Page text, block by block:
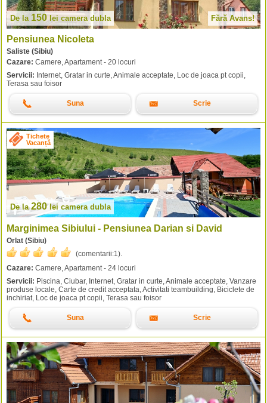
De la 150 lei camera dubla Fără Avans!
Pensiunea Nicoleta
Saliste (Sibiu)
Cazare: Camere, Apartament - 20 locuri
Servicii: Internet, Gratar in curte, Animale acceptate, Loc de joaca pt copii,
Terasa sau foisor
Suna Scrie
Tichete
Vacanță
De la280lei camera dubla
Marginimea Sibiului - Pensiunea Darian si David
Orlat (Sibiu)
(comentarii:1 ).
Cazare: Camere, Apartament - 24 locuri
Servicii: Piscina, Ciubar, Internet, Gratar in curte, Animale acceptate, Vanzare
produse locale, Carte de credit acceptata, Activitati teambuilding, Biciclete de
inchiriat, Loc de joaca pt copii, Terasa sau foisor
Suna Scrie